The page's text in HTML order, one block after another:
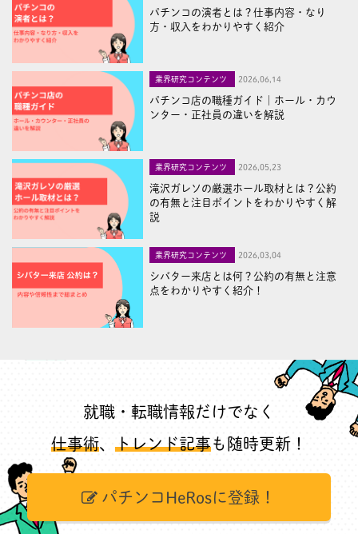
パチンコの演者とは？仕事内容・なり
方・収入をわかりやすく紹介
業界研究コンテンツ 2026,06,14
パチンコ店の職種ガイド｜ホール・カウ
ンター・正社員の違いを解説
業界研究コンテンツ 2026,05,23
滝沢ガレソの厳選ホール取材とは？公約
の有無と注目ポイントをわかりやすく解
説
業界研究コンテンツ 2026,03,04
シバター来店とは何？公約の有無と注意
点をわかりやすく紹介！
就職・転職情報だけでなく
仕事術、 トレンド記事も随時更新！
パチンコHeRosに登録！